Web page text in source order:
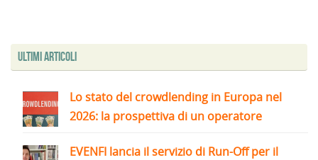
Ultimi articoli
Lo stato del crowdlending in Europa nel
2026: la prospettiva di un operatore
EVENFI lancia il servizio di Run-Off per il